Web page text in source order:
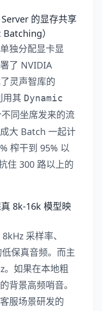
的显存共享
）
独分配显卡显
了 NVIDIA
灵声智库的
其 Dynamic
同坐席发来的流
大 Batch 一起计
榨干到 95% 以
住 300 路以上的
8k-16k 模型映
采样率、
保真音频。而主
。如果在本地粗
背景高频哨音。
服场景研发的